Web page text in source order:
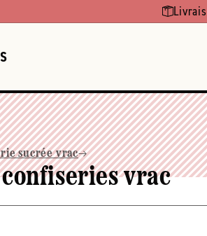
sucrée vrac
vrac